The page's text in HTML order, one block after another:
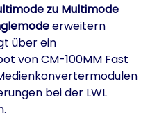
zu Multimode
erweitern
über ein
von CM-100MM Fast
bei der LWL